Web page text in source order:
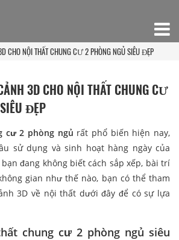
CHO NỘI THẤT CHUNG CƯ 2 PHÒNG NGỦ SIÊU ĐẸP
3D CHO NỘI THẤT CHUNG CƯ
ĐẸP
cư 2 phòng ngủ rất phổ biến hiện nay,
sử dụng và sinh hoạt hàng ngày của
đang không biết cách sắp xếp, bài trí
gian như thế nào, bạn có thể tham
3D về nội thất dưới đây để có sự lựa
chung cư 2 phòng ngủ siêu